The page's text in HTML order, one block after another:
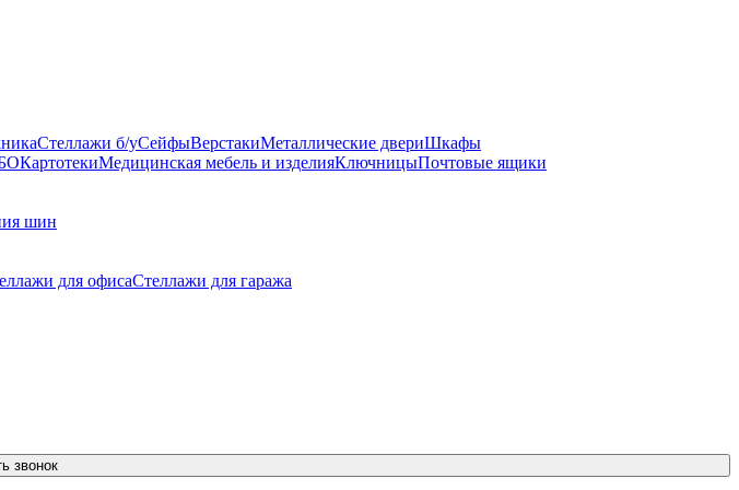
Стеллажи б/уСейфыВерстакиМеталлические двериШкафы
КартотекиМедицинская мебель и изделияКлючницыПочтовые ящики
шин
для офисаСтеллажи для гаража
звонок